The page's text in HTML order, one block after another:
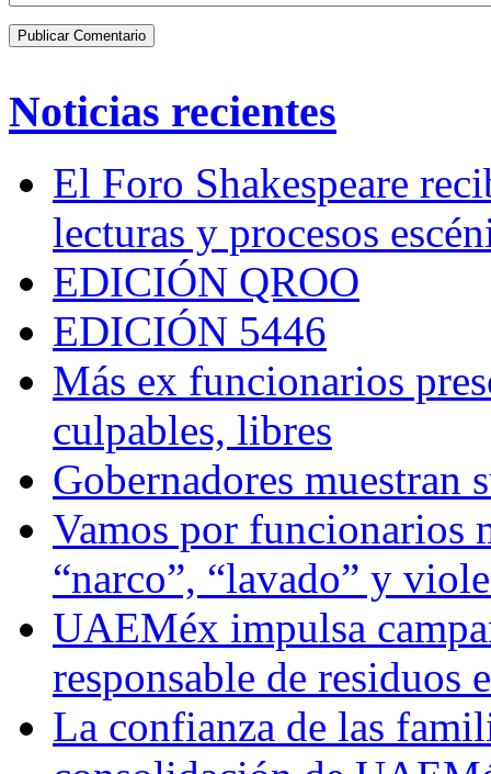
Noticias recientes
El Foro Shakespeare
lecturas y procesos
EDICIÓN QROO
EDICIÓN 5446
Más ex funcionarios
culpables, libres
Gobernadores muestran
Vamos por funcionarios
“narco”, “lavado” y
UAEMéx impulsa
responsable de residuos
La confianza de las